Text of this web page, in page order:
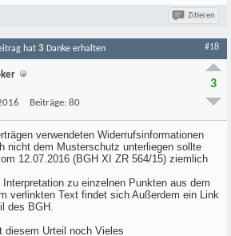
Zitieren
hat 3 Danke erhalten #18
Beiträge: 80
3
verwendeten Widerrufsinformationen
nicht dem Musterschutz unterliegen sollte
12.07.2016 (BGH XI ZR 564/15) ziemlich
zu einzelnen Punkten aus dem
verlinkten Text findet sich Außerdem ein Link
des BGH.
diesem Urteil noch Vieles